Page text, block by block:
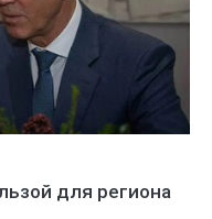
для региона